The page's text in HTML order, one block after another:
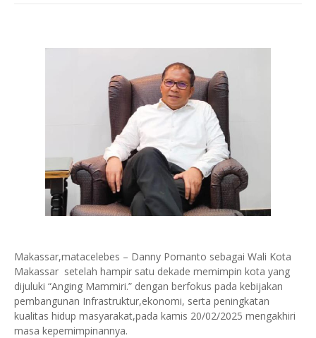
Makassar,matacelebes – Danny Pomanto sebagai Wali Kota
Makassar setelah hampir satu dekade memimpin kota yang
dijuluki “Anging Mammiri.” dengan berfokus pada kebijakan
pembangunan Infrastruktur,ekonomi, serta peningkatan
kualitas hidup masyarakat,pada kamis 20/02/2025 mengakhiri
masa kepemimpinannya.